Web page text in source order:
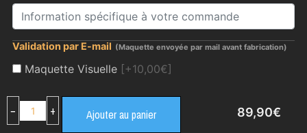
Validation par E-mail (Maquette envoyée par mail avant fabrication)
Maquette Visuelle [+10,00€]
89,90€
− + Ajouter au panier